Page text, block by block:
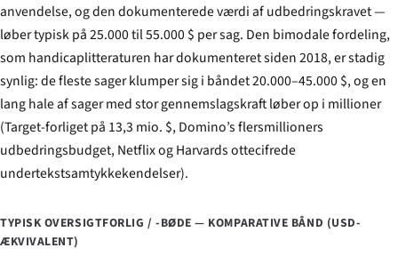
anvendelse, og den dokumenterede værdi af udbedringskravet —
løber typisk på 25.000 til 55.000 $ per sag. Den bimodale fordeling,
som handicaplitteraturen har dokumenteret siden 2018, er stadig
synlig: de fleste sager klumper sig i båndet 20.000–45.000 $, og en
lang hale af sager med stor gennemslagskraft løber op i millioner
(Target-forliget på 13,3 mio. $, Domino’s flersmillioners
udbedringsbudget, Netflix og Harvards ottecifrede
undertekstsamtykkekendelser).
TYPISK OVERSIGTFORLIG / -BØDE — KOMPARATIVE BÅND (USD-
ÆKVIVALENT)